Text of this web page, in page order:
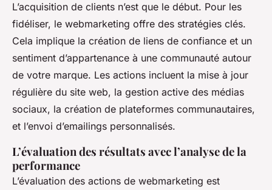
L’acquisition de clients n’est que le début. Pour les
fidéliser, le webmarketing offre des stratégies clés.
Cela implique la création de liens de confiance et un
sentiment d’appartenance à une communauté autour
de votre marque. Les actions incluent la mise à jour
régulière du site web, la gestion active des médias
sociaux, la création de plateformes communautaires,
et l’envoi d’emailings personnalisés.
L’évaluation des résultats avec l’analyse de la
performance
L’évaluation des actions de webmarketing est